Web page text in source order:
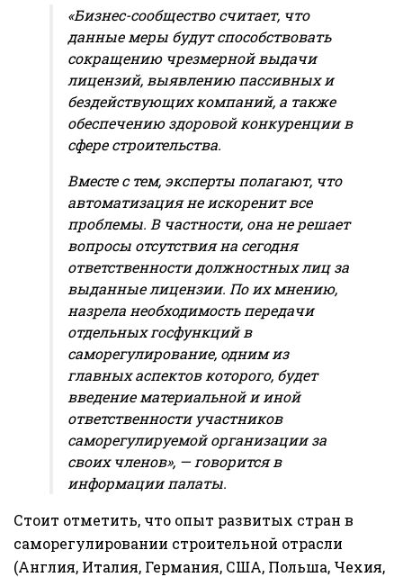
«Бизнес-сообщество считает, что
данные меры будут способствовать
сокращению чрезмерной выдачи
лицензий, выявлению пассивных и
бездействующих компаний, а также
обеспечению здоровой конкуренции в
сфере строительства.
Вместе с тем, эксперты полагают, что
автоматизация не искоренит все
проблемы. В частности, она не решает
вопросы отсутствия на сегодня
ответственности должностных лиц за
выданные лицензии. По их мнению,
назрела необходимость передачи
отдельных госфункций в
саморегулирование, одним из
главных аспектов которого, будет
введение материальной и иной
ответственности участников
саморегулируемой организации за
своих членов», — говорится в
информации палаты.
Стоит отметить, что опыт развитых стран в
саморегулировании строительной отрасли
(Англия, Италия, Германия, США, Польша, Чехия,